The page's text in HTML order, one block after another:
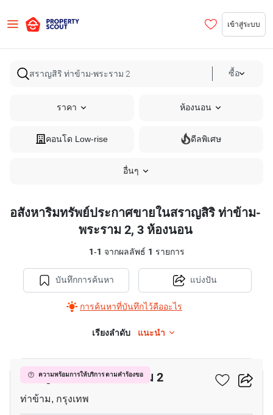
เข้าสู่ระบบ
ซื้อ
ราคา ห้องนอน
คอนโด Low-rise ดีลพิเศษ
อื่นๆ
อสังหาริมทรัพย์ประกาศขายในสราญสิริ ท่าข้าม-
พระราม 2, 3 ห้องนอน
1-1 จากผลลัพธ์ 1 รายการ
บันทึกการค้นหา
การค้นหาที่บันทึกไว้คืออะไร
แบ่งปัน
เรียงลำดับ แนะนำ
ความพร้อมการให้บริการ ตามคำร้องขอ
สราญสิริ ท่าข้าม-พระราม 2
ท่าข้าม, กรุงเทพ